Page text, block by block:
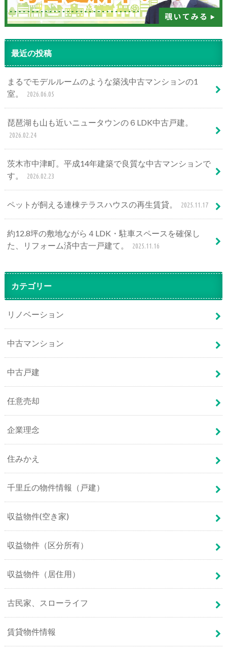
最近の投稿
まるでモデルルームのような築浅中古マンションの1
室。
2026.06.05
琵琶湖も山も近いニュータウンの６LDK中古戸建。
2026.02.24
茨木市中津町。平成14年建築で良質な中古マンションで
す。
2026.02.23
ペットが飼える連棟テラスハウスの再生賃貸。 2025.11.17
約12.8坪の敷地ながら４LDK・駐車スペースを確保し
た、リフォーム済中古一戸建て。
2025.11.16
カテゴリー
リノベーション
中古マンション
中古戸建
任意売却
企業理念
住みかえ
千里丘の物件情報（戸建）
収益物件(空き家)
収益物件（区分所有）
収益物件（居住用）
古民家、スローライフ
賃貸物件情報